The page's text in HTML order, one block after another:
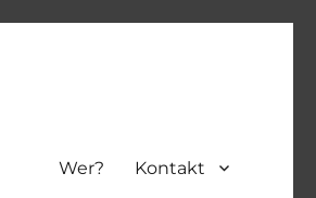
Wer? Kontakt